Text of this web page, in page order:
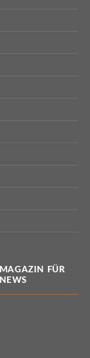
FÜR